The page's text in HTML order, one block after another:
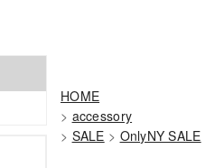
HOME
> accessory
> SALE > OnlyNY SALE